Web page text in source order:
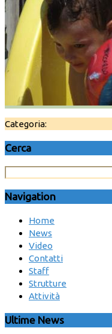
Categoria:
Cerca
Navigation
Home
News
Video
Contatti
Staff
Strutture
Attività
Ultime News